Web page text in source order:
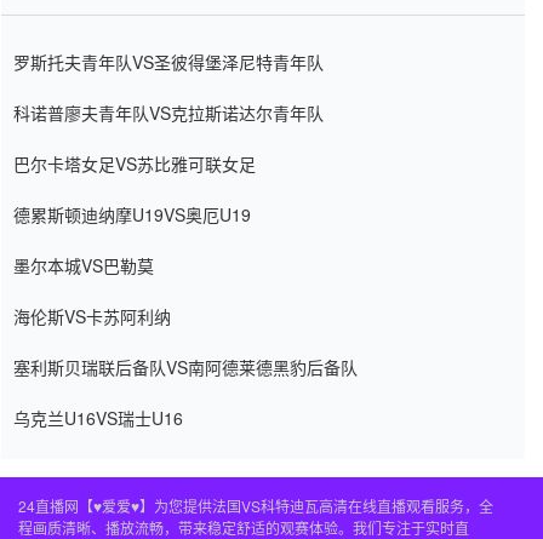
罗斯托夫青年队VS圣彼得堡泽尼特青年队
科诺普廖夫青年队VS克拉斯诺达尔青年队
巴尔卡塔女足VS苏比雅可联女足
德累斯顿迪纳摩U19VS奥厄U19
墨尔本城VS巴勒莫
海伦斯VS卡苏阿利纳
塞利斯贝瑞联后备队VS南阿德莱德黑豹后备队
乌克兰U16VS瑞士U16
24直播网【♥爱爱♥】为您提供法国VS科特迪瓦高清在线直播观看服务，全
程画质清晰、播放流畅，带来稳定舒适的观赛体验。我们专注于实时直